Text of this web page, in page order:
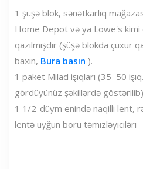
1 şüşə blok, sənətkarlıq
Home Depot və ya Lowe's kimi
qazılmışdır (şüşə blokda çuxur
baxın, Bura basın ).
1 paket Milad işıqları (35–50
gördüyünüz şəkillərdə
1 1/2-düym enində naqilli lent,
lentə uyğun boru təmizləyiciləri